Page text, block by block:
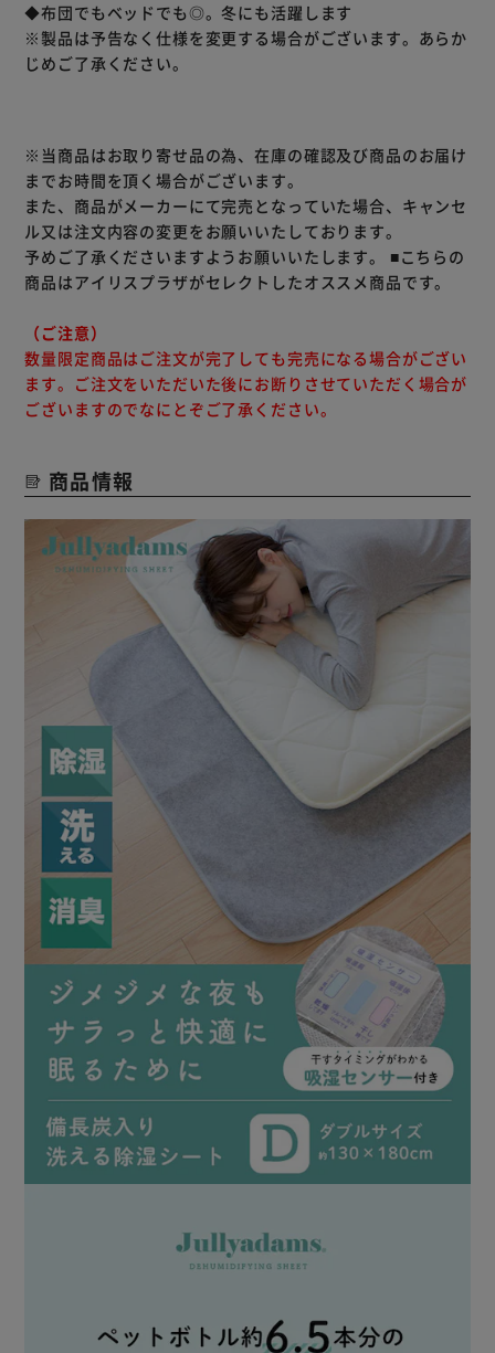
◆布団でもベッドでも◎。冬にも活躍します
※製品は予告なく仕様を変更する場合がございます。あらか
じめご了承ください。
※当商品はお取り寄せ品の為、在庫の確認及び商品のお届け
までお時間を頂く場合がございます。
また、商品がメーカーにて完売となっていた場合、キャンセ
ル又は注文内容の変更をお願いいたしております。
予めご了承くださいますようお願いいたします。 ■こちらの
商品はアイリスプラザがセレクトしたオススメ商品です。
（ご注意）
数量限定商品はご注文が完了しても完売になる場合がござい
ます。ご注文をいただいた後にお断りさせていただく場合が
ございますのでなにとぞご了承ください。
商品情報